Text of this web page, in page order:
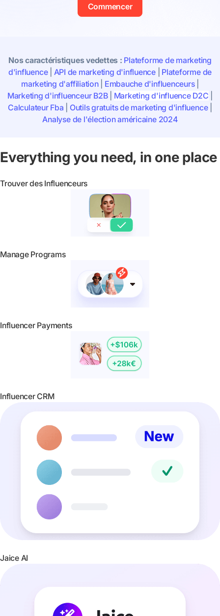
Commencer
Nos caractéristiques vedettes : Plateforme de marketing
d'influence| API de marketing d'influence| Plateforme de
marketing d'affiliation| Embauche d'influenceurs|
Marketing d'influenceur B2B
Marketing d'influence D2C
Calculateur Fba
Outils gratuits de marketing d'influence|
Analyse de l'élection américaine 2024
Everything you need, in one place
Trouver des Influenceurs
Manage Programs
Influencer Payments
Influencer CRM
Jaice AI